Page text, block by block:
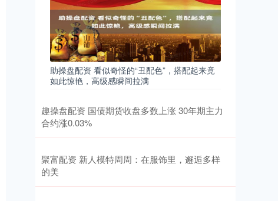
助操盘配资 看似奇怪的“丑配色”，搭配起来竟
如此惊艳，高级感瞬间拉满
趣操盘配资 国债期货收盘多数上涨 30年期主力
合约涨0.03%
聚富配资 新人模特周周：在服饰里，邂逅多样
的美